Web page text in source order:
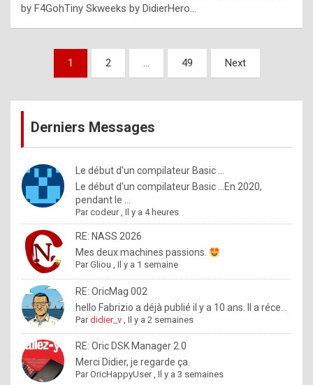
e
x
a
%
m
a
d
b
y
o
l
e
x
by F4GohTiny Skweeks by DidierHero…
Pagination
publications
1 2 … 49 Next
Derniers Messages
Le début d'un compilateur Basic ...
Le début d'un compilateur Basic ...En 2020,
pendant le ...
Parcodeur,Il y a 4 heures
RE: NASS 2026
Mes deux machines passions.
ParGliou ,Il y a 1 semaine
RE: OricMag 002
hello Fabrizio a déjà publié il y a 10 ans. Il a réce...
Pardidier_v ,Il y a 2 semaines
RE: Oric DSK Manager 2.0
Merci Didier, je regarde ça.
ParOricHappyUser,Il y a 3 semaines